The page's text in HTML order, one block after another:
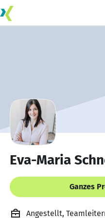
Eva-Maria
Ganzes
Angestellt,